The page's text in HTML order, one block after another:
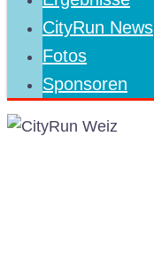
CityRun News
Fotos
Sponsoren